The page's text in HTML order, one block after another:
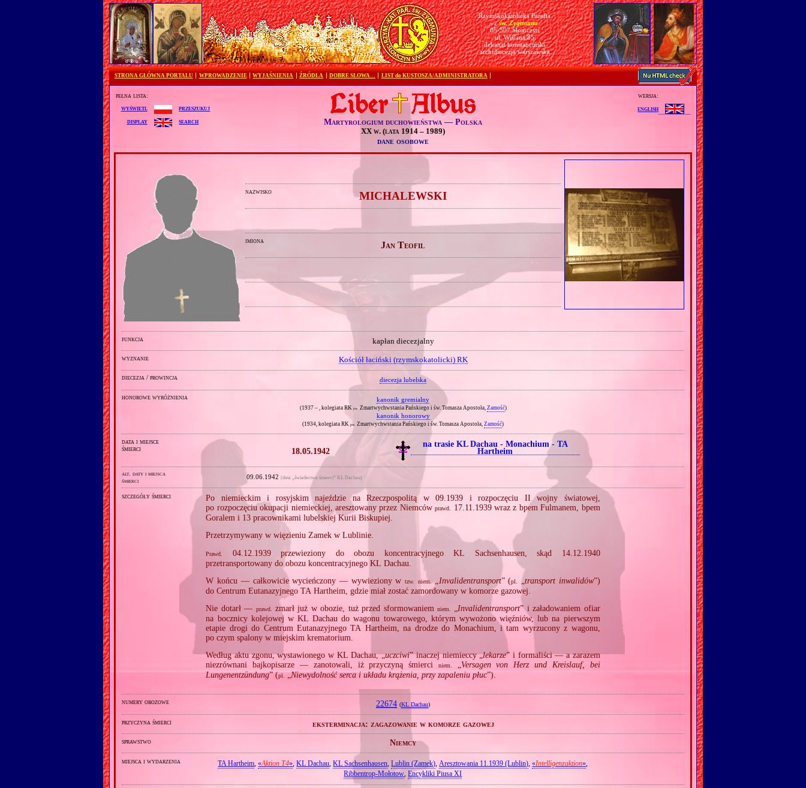
Rzymskokatolicka Parafia
pw.św. Zygmunta
05-507 Słomczyn
ul. Wiślana 85
dekanat konstanciński
archidiecezja warszawska
STRONA GŁÓWNA PORTALU WPROWADZENIE WYJAŚNIENIA ŹRÓDŁA DOBRE SŁOWA… LIST do KUSTOSZA/ADMINISTRATORA
pełna lista:
wyświetl
przeszukuj
display
search Martyrologium duchowieństwa — Polska
XX w. (lata 1914 – 1989)
dane osobowe
wersja:
english
nazwisko MICHALEWSKI
imiona Jan Teofil
funkcja kapłan diecezjalny
wyznanie Kościół łaciński (rzymskokatolicki) RK
diecezja / prowincja diecezja lubelska
honorowe wyróżnienia kanonik gremialny
(1937 – , kolegiata RK pw. Zmartwychwstania Pańskiego i św. Tomasza Apostoła, Zamość)
kanonik honorowy
(1934, kolegiata RK pw. Zmartwychwstania Pańskiego i św. Tomasza Apostoła, Zamość)
data i miejsce
śmierci
18.05.1942
na trasie KL Dachau ‐ Monachium ‐ TA
Hartheim
alt. daty i miejsca
śmierci
09.06.1942(data „świadectwa śmierci” KL Dachau)
szczegóły śmierci
Po niemieckim i rosyjskim najeździe na Rzeczpospolitą w 09.1939 i rozpoczęciu II wojny światowej,
po rozpoczęciu okupacji niemieckiej, aresztowany przez Niemcówprawd.
17.11.1939 wraz z bpem Fulmanem, bpem
Goralem i 13 pracownikami lubelskiej Kurii Biskupiej.
Przetrzymywany w więzieniu Zamek w Lublinie.
Prawd.
04.12.1939 przewieziony do obozu koncentracyjnego KL Sachsenhausen, skąd 14.12.1940
przetransportowany do obozu koncentracyjnego KL Dachau.
W końcu — całkowicie wycieńczony — wywieziony wtzw. niem. Invalidentransport” (pl. transport inwalidów”)
do Centrum Eutanazyjnego TA Hartheim, gdzie miał zostać zamordowany w komorze gazowej.
Nie dotarł — prawd. zmarł już w obozie, tuż przed sformowaniem niem. Invalidentransport” i załadowaniem ofiar
na bocznicy kolejowej w KL Dachau do wagonu towarowego, którym wywożono więźniów, lub na pierwszym
etapie drogi do Centrum Eutanazyjnego TA Hartheim, na drodze do Monachium, i tam wyrzucony z wagonu,
po czym spalony w miejskim krematorium.
Według aktu zgonu, wystawionego w KL Dachau, „uczciwi” inaczej niemieccy „lekarze” i formaliści — a zarazem
niezrównani bajkopisarze — zanotowali, iż przyczyną śmierci
niem.
Versagen von Herz und Kreislauf, bei
Lungenentzündung” (pl. „Niewydolność serca i układu krążenia, przy zapaleniu płuc”).
numery obozowe 22674 (KL Dachau)
przyczyna śmierci eksterminacja: zagazowanie w komorze gazowej
sprawstwo Niemcy
miejsca i wydarzenia TA Hartheim,«Aktion T4»,KL Dachau,KL Sachsenhausen,Lublin (Zamek),Aresztowania 11.1939 (Lublin),«Intelligenzaktion»,
Ribbentrop‐Mołotow,Encykliki Piusa XI